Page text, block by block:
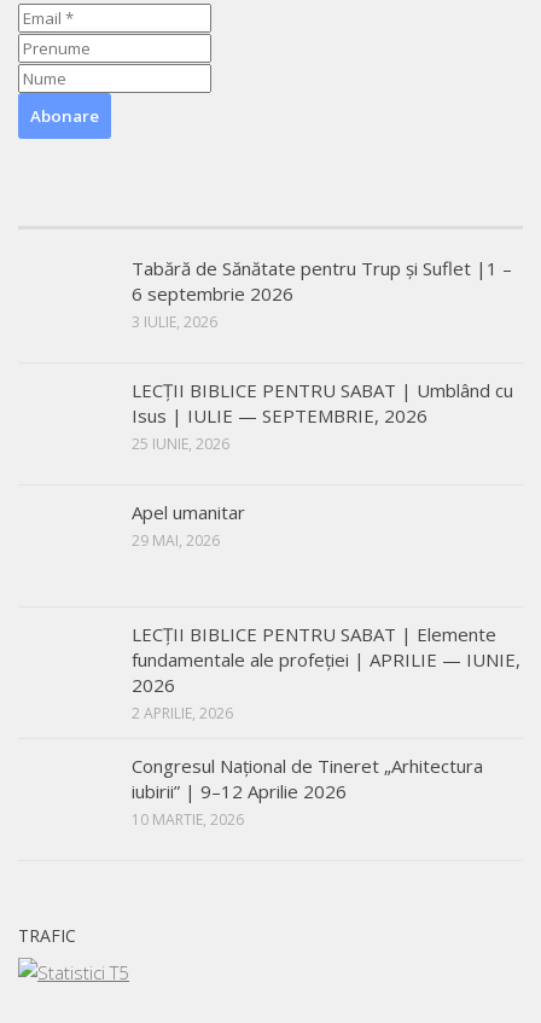
Tabără de Sănătate pentru Trup și Suflet |1 –
6 septembrie 2026
3 IULIE, 2026
LECŢII BIBLICE PENTRU SABAT | Umblând cu
Isus | IULIE — SEPTEMBRIE, 2026
25 IUNIE, 2026
Apel umanitar
29 MAI, 2026
LECŢII BIBLICE PENTRU SABAT | Elemente
fundamentale ale profeției | APRILIE — IUNIE,
2026
2 APRILIE, 2026
Congresul Național de Tineret „Arhitectura
iubirii” | 9–12 Aprilie 2026
10 MARTIE, 2026
TRAFIC